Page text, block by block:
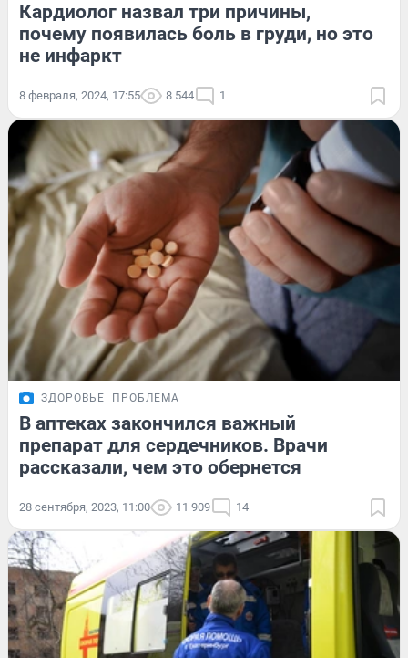
Кардиолог назвал три причины,
почему появилась боль в груди, но это
не инфаркт
8 февраля, 2024, 17:55 8 544 1
ЗДОРОВЬЕ ПРОБЛЕМА
В аптеках закончился важный
препарат для сердечников. Врачи
рассказали, чем это обернется
28 сентября, 2023, 11:00 11 909 14